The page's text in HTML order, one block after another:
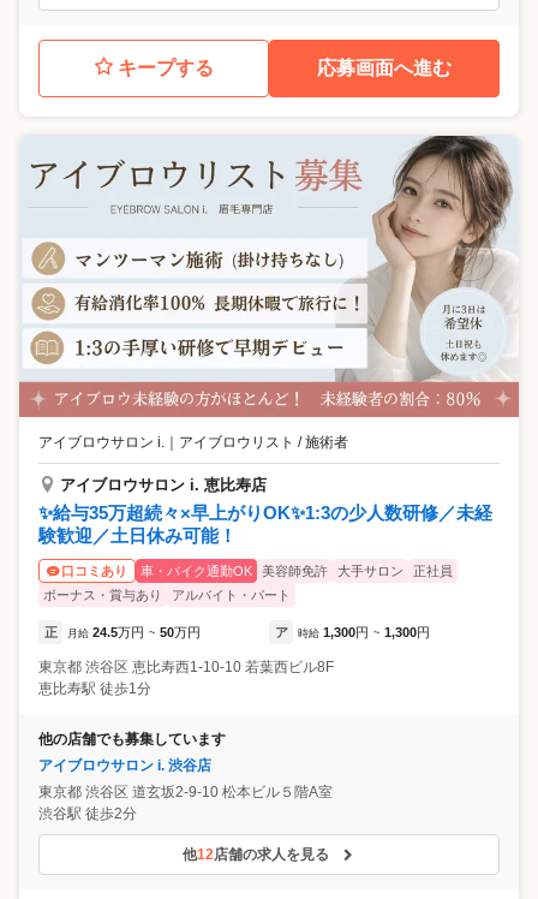
キープする 応募画面へ進む
アイブロウサロン i. アイブロウリスト / 施術者
アイブロウサロン i. 恵比寿店
✨給与35万超続々×早上がりOK✨1:3の少人数研修／未経
験歓迎／土日休み可能！
口コミあり 車・バイク通勤OK 美容師免許 大手サロン
正社員
ボーナス・賞与あり
アルバイト・パート
正 月給 24.5万円 ~ 50万円 ア 時給 1,300円 ~ 1,300円
東京都 渋谷区 恵比寿西1-10-10 若葉西ビル8F
恵比寿駅 徒歩1分
他の店舗でも募集しています
アイブロウサロン i. 渋谷店
東京都 渋谷区 道玄坂2-9-10 松本ビル５階A室
渋谷駅 徒歩2分
他12店舗の求人を見る